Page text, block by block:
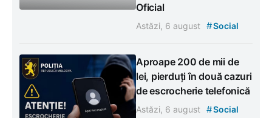
Oficial
Astăzi, 6 august #Social
Aproape 200 de mii de
lei, pierduți în două cazuri
de escrocherie telefonică
Astăzi, 6 august #Social